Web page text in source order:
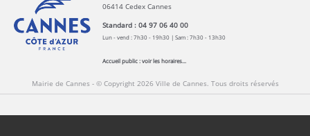
06414 Cedex Cannes
Standard : 04 97 06 40 00
Lun - vend : 7h30 - 19h30 | Sam : 7h30 - 13h30
Accueil public :voir les horaires...
Mairie de Cannes - © Copyright 2026 Ville de Cannes. Tous droits réservés